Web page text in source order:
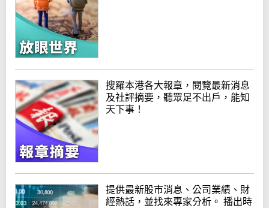
搜羅本港各大報章，閱覽最新消息
及社評摘要，聽眾足不出戶，能知
天下事！
提供最新股市消息、公司業績、財
經熱話，並找來專家分析。 播出時